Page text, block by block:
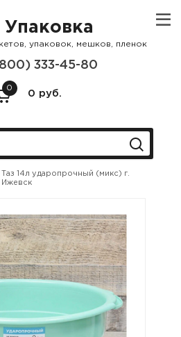
Упаковка
упаковок, мешков, пленок
333-45-80
0
0 руб.
Таз 14л ударопрочный (микс) г.
Ижевск